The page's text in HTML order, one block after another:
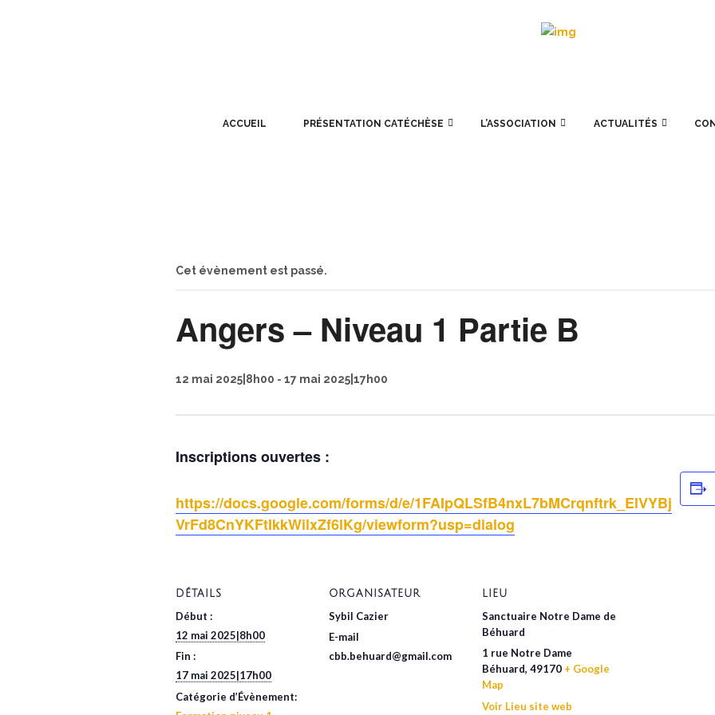
ACCUEIL PRÉSENTATION CATÉCHÈSE L’ASSOCIATION ACTUALITÉS
Cet évènement est passé.
Angers – Niveau 1 Partie B
12 mai 2025|8h00 - 17 mai 2025|17h00
Inscriptions ouvertes :
https://docs.google.com/forms/d/e/1FAIpQLSfB4nxL7bMCrqnftrk_ElVYBj
VrFd8CnYKFtIkkWilxZf6lKg/viewform?usp=dialog
DÉTAILS
Début :
12 mai 2025|8h00
Fin :
17 mai 2025|17h00
Catégorie d’Évènement:
ORGANISATEUR
Sybil Cazier
E-mail
cbb.behuard@gmail.com
LIEU
Sanctuaire Notre Dame de
Béhuard
1 rue Notre Dame
Béhuard, 49170 + Google
Map
Voir Lieu site web